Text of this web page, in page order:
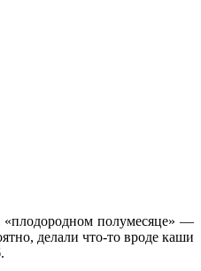
«плодородном полумесяце» —
делали что-то вроде каши